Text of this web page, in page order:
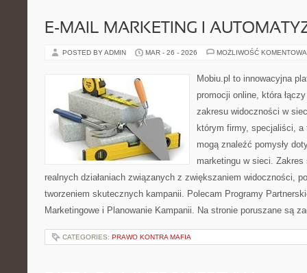
E-MAIL MARKETING I
POSTED BY ADMIN MAR - 26 - 2026 MOŻLIWOŚĆ
Mobiu.pl to innowacyjna
promocji online, która
zakresu widoczności w
którym firmy, specjaliści,
mogą znaleźć pomysły
marketingu w sieci.
realnych działaniach związanych z zwiększaniem widoczności,
tworzeniem skutecznych kampanii. Polecam Programy
Marketingowe i Planowanie Kampanii. Na stronie poruszane są
CATEGORIES: PRAWO KONTRA MAFIA